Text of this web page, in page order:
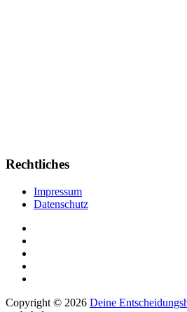
Rechtliches
Impressum
Datenschutz
Copyright © 2026 Deine